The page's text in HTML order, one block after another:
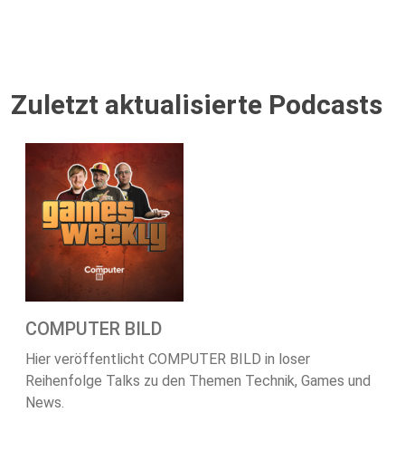
Zuletzt aktualisierte Podcasts
COMPUTER BILD
Hier veröffentlicht COMPUTER BILD in loser
Reihenfolge Talks zu den Themen Technik, Games und
News.